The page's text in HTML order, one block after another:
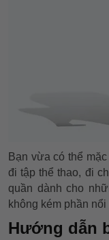
Bạn vừa có thể
đi tập thể thao, đi
quần dành cho
không kém phần
Hướng dẫn